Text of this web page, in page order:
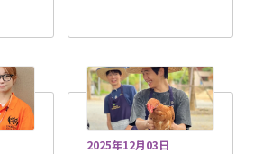
2025年12月03日